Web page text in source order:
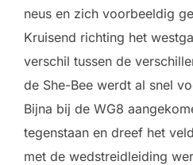
neus en zich voorbeeldig
Kruisend richting het
verschil tussen de
de She-Bee werdt al snel
Bijna bij de WG8
tegenstaan en dreef het
met de wedstreidleiding